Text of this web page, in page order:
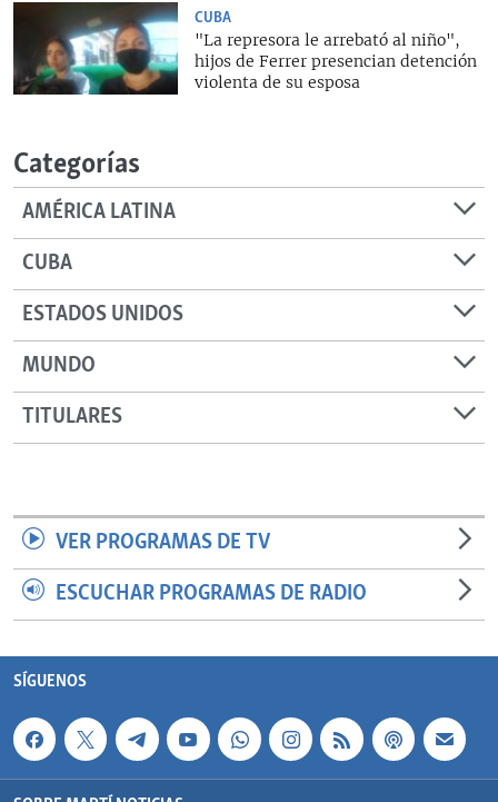
CUBA
"La represora le arrebató al niño",
hijos de Ferrer presencian detención
violenta de su esposa
Categorías
AMÉRICA LATINA
CUBA
ESTADOS UNIDOS
MUNDO
TITULARES
VER PROGRAMAS DE TV
ESCUCHAR PROGRAMAS DE RADIO
SÍGUENOS